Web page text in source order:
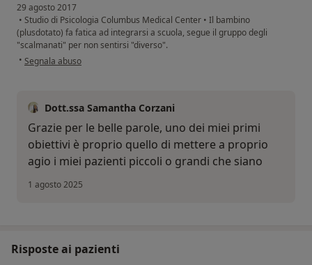
29 agosto 2017
• Studio di Psicologia Columbus Medical Center • Il bambino
(plusdotato) fa fatica ad integrarsi a scuola, segue il gruppo degli
"scalmanati" per non sentirsi "diverso".
• secondo l'opinione dell'utente Il tuo account è stato eliminato
Segnala abuso
Dott.ssa Samantha Corzani
Grazie per le belle parole, uno dei miei primi
obiettivi è proprio quello di mettere a proprio
agio i miei pazienti piccoli o grandi che siano
1 agosto 2025
Risposte ai pazienti